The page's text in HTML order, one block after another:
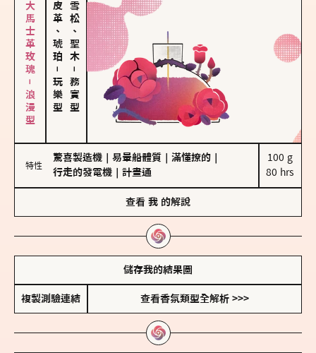
大馬士革玫瑰－浪漫型 皮革、琥珀
－
玩樂型
雪松、聖木
－
務實型
特性
驚喜製造機 易暈船體質 滿懂撩的
行走的發電機
計畫通
100 g
80 hrs
查看 我 的解說
儲存我的結果圖
複製測驗連結 查看香氛類型全解析 >>>